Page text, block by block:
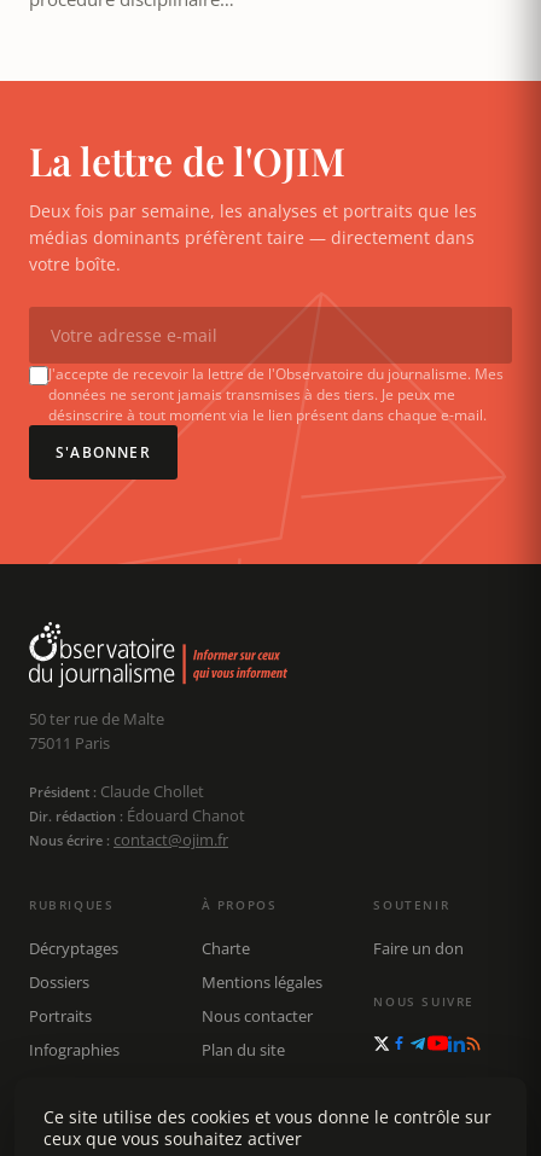
La lettre de l'OJIM
Deux fois par semaine, les analyses et portraits que les
médias dominants préfèrent taire — directement dans
votre boîte.
J'accepte de recevoir la lettre de l'Observatoire du journalisme. Mes
données ne seront jamais transmises à des tiers. Je peux me
désinscrire à tout moment via le lien présent dans chaque e-mail.
S'ABONNER
50 ter rue de Malte
75011 Paris
Président : Claude Chollet
Dir. rédaction : Édouard Chanot
Nous écrire : contact@ojim.fr
RUBRIQUES
Décryptages
Dossiers
Portraits
Infographies
Rechercher
À PROPOS
Charte
Mentions légales
Nous contacter
Plan du site
SOUTENIR
Faire un don
NOUS SUIVRE
Ce site utilise des cookies et vous donne le contrôle sur
ceux que vous souhaitez activer